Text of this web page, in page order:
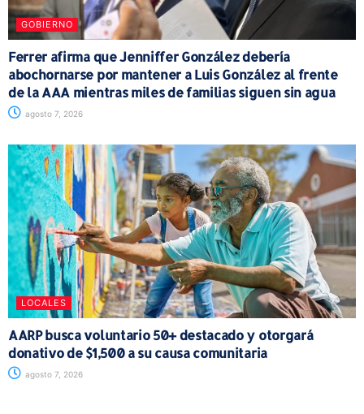
GOBIERNO
Ferrer afirma que Jenniffer González debería
abochornarse por mantener a Luis González al frente
de la AAA mientras miles de familias siguen sin agua
agosto 7, 2026
LOCALES
AARP busca voluntario 50+ destacado y otorgará
donativo de $1,500 a su causa comunitaria
agosto 7, 2026